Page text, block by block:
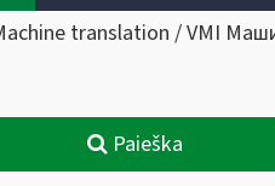
translation / VMI
Paieška